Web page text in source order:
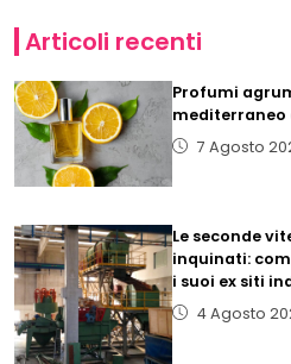
Articoli recenti
Profumi
mediterraneo
7 Agosto
Le seconde
inquinati:
i suoi ex siti
4 Agosto